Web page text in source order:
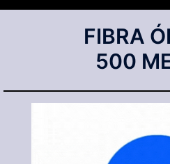
FIBRA
500